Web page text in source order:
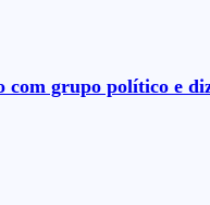
grupo político e